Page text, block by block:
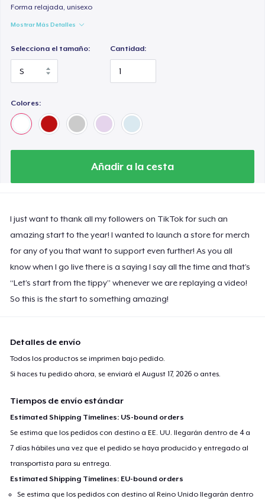
Forma relajada, unisexo
Mostrar Más Detalles
Selecciona el tamaño: Cantidad:
Colores:
Añadir a la cesta
I just want to thank all my followers on TikTok for such an
amazing start to the year! I wanted to launch a store for merch
for any of you that want to support even further! As you all
know when I go live there is a saying I say all the time and that’s
“Let’s start from the tippy” whenever we are replaying a video!
So this is the start to something amazing!
Detalles de envío
Todos los productos se imprimen bajo pedido.
Si haces tu pedido ahora, se enviará elAugust 17, 2026 o antes.
Tiempos de envío estándar
Estimated Shipping Timelines: US-bound orders
Se estima que los pedidos con destino a EE. UU. llegarán dentro de 4 a
7 días hábiles una vez que el pedido se haya producido y entregado al
transportista para su entrega.
Estimated Shipping Timelines: EU-bound orders
Se estima que los pedidos con destino al Reino Unido llegarán dentro